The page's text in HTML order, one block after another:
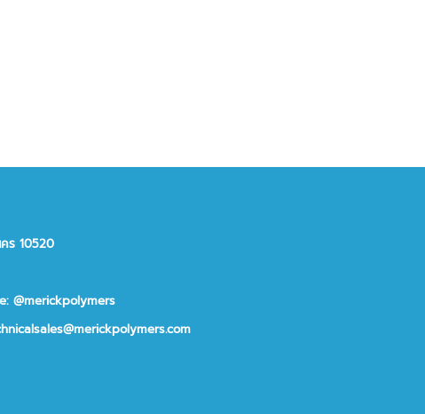
ร 10520
@merickpolymers